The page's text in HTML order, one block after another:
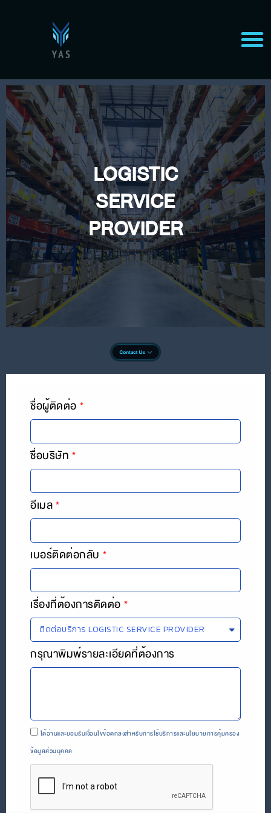
LOGISTIC
SERVICE
PROVIDER
ชื่อผู้ติดต่อ
ชื่อบริษัท
อีเมล
เบอร์ติดต่อกลับ
เรื่องที่ต้องการติดต่อ
กรุณาพิมพ์รายละเอียดที่ต้องการ
ได้อ่านและยอมรับเงื่อนไขข้อตกลงสำหรับการใช้บริการและนโยบายการคุ้มครอง
ข้อมูลส่วนบุคคล